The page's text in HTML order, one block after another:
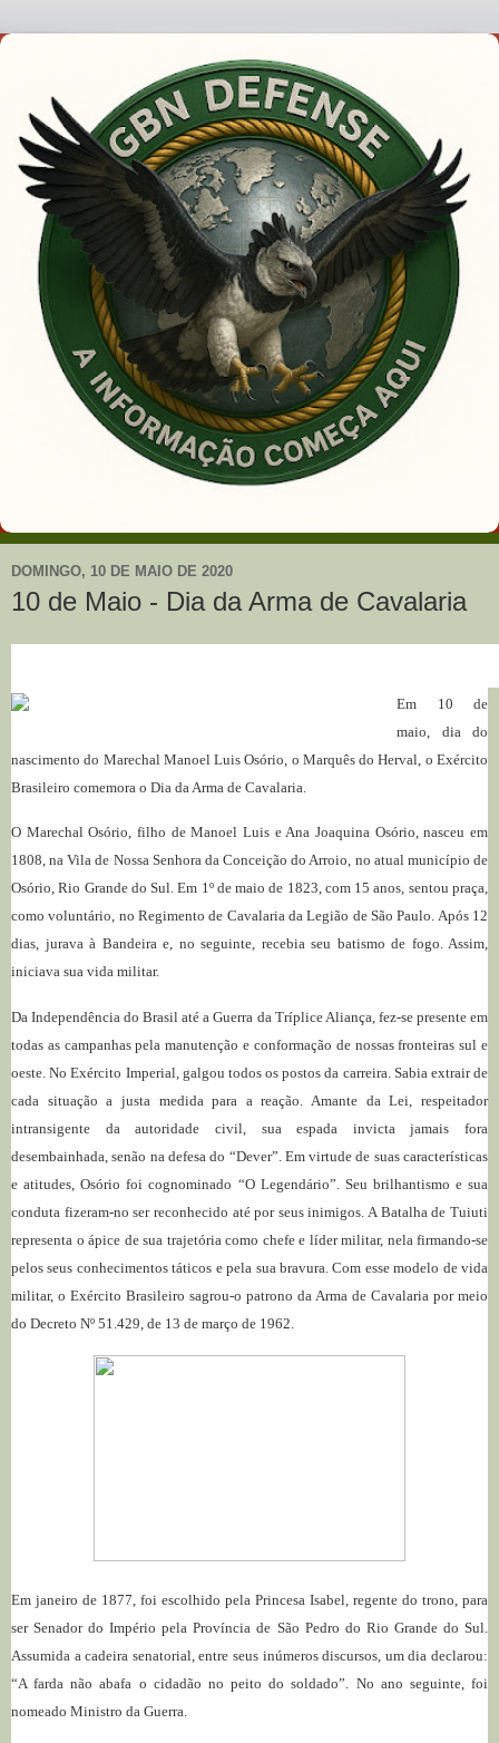
DOMINGO, 10 DE MAIO DE 2020
10 de Maio - Dia da Arma de Cavalaria
Em 10 de
maio, dia do
nascimento do Marechal Manoel Luis Osório, o Marquês do Herval, o Exército
Brasileiro comemora o Dia da Arma de Cavalaria.
O Marechal Osório, filho de Manoel Luis e Ana Joaquina Osório, nasceu em
1808, na Vila de Nossa Senhora da Conceição do Arroio, no atual município de
Osório, Rio Grande do Sul. Em 1º de maio de 1823, com 15 anos, sentou praça,
como voluntário, no Regimento de Cavalaria da Legião de São Paulo. Após 12
dias, jurava à Bandeira e, no seguinte, recebia seu batismo de fogo. Assim,
iniciava sua vida militar.
Da Independência do Brasil até a Guerra da Tríplice Aliança, fez-se presente em
todas as campanhas pela manutenção e conformação de nossas fronteiras sul e
oeste. No Exército Imperial, galgou todos os postos da carreira. Sabia extrair de
cada situação a justa medida para a reação. Amante da Lei, respeitador
intransigente da autoridade civil, sua espada invicta jamais fora
desembainhada, senão na defesa do “Dever”. Em virtude de suas características
e atitudes, Osório foi cognominado “O Legendário”. Seu brilhantismo e sua
conduta fizeram-no ser reconhecido até por seus inimigos. A Batalha de Tuiuti
representa o ápice de sua trajetória como chefe e líder militar, nela firmando-se
pelos seus conhecimentos táticos e pela sua bravura. Com esse modelo de vida
militar, o Exército Brasileiro sagrou-o patrono da Arma de Cavalaria por meio
do Decreto Nº 51.429, de 13 de março de 1962.
Em janeiro de 1877, foi escolhido pela Princesa Isabel, regente do trono, para
ser Senador do Império pela Província de São Pedro do Rio Grande do Sul.
Assumida a cadeira senatorial, entre seus inúmeros discursos, um dia declarou:
“A farda não abafa o cidadão no peito do soldado”. No ano seguinte, foi
nomeado Ministro da Guerra.